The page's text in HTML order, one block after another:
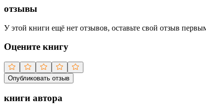
отзывы
У этой книги ещё нет отзывов, оставьте свой отзыв
Оцените книгу
Опубликовать отзыв
книги автора